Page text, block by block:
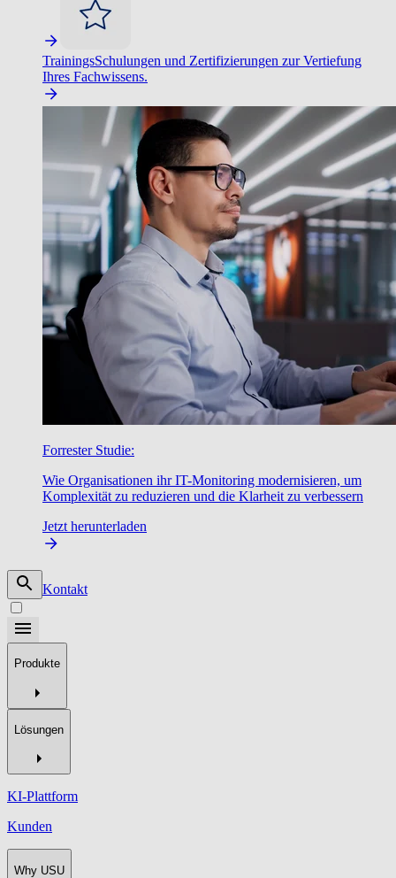
TrainingsSchulungen und Zertifizierungen zur Vertiefung
Ihres Fachwissens.
Forrester Studie:
Wie Organisationen ihr IT-Monitoring modernisieren, um
Komplexität zu reduzieren und die Klarheit zu verbessern
Jetzt herunterladen
Kontakt
Produkte
Lösungen
KI-Plattform
Kunden
Why USU